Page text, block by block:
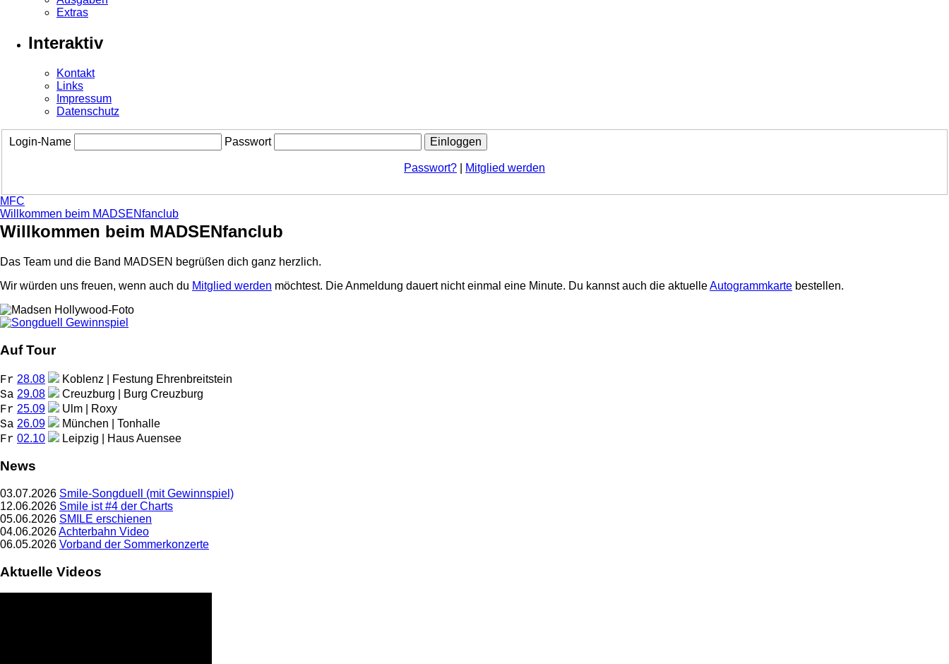
Extras
Interaktiv
Kontakt
Links
Impressum
Datenschutz
Login-Name Passwort
Passwort? Mitglied werden
MFC
Willkommen beim MADSENfanclub
Willkommen beim MADSENfanclub
Das Team und die Band MADSEN begrüßen dich ganz herzlich.
Wir würden uns freuen, wenn auch du Mitglied werden möchtest. Die Anmeldung dauert nicht einmal eine Minute. Du kannst auch die aktuelleAutogrammkarte bestellen.
Auf Tour
Fr 28.08 Koblenz | Festung Ehrenbreitstein
Sa 29.08 Creuzburg | Burg Creuzburg
Fr 25.09 Ulm | Roxy
Sa 26.09 München | Tonhalle
Fr 02.10 Leipzig | Haus Auensee
News
03.07.2026 Smile-Songduell (mit Gewinnspiel)
12.06.2026 Smile ist #4 der Charts
05.06.2026 SMILE erschienen
04.06.2026Achterbahn Video
06.05.2026 Vorband der Sommerkonzerte
Aktuelle Videos